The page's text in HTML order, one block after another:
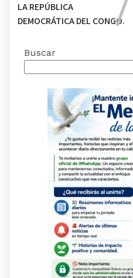
LA REPÚBLICA
DEMOCRÁTICA DEL CONGO.
Buscar